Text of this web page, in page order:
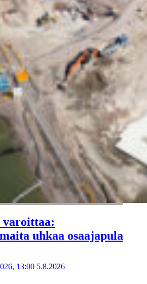
varoittaa:
uhkaa osaajapula
13:00 5.8.2026